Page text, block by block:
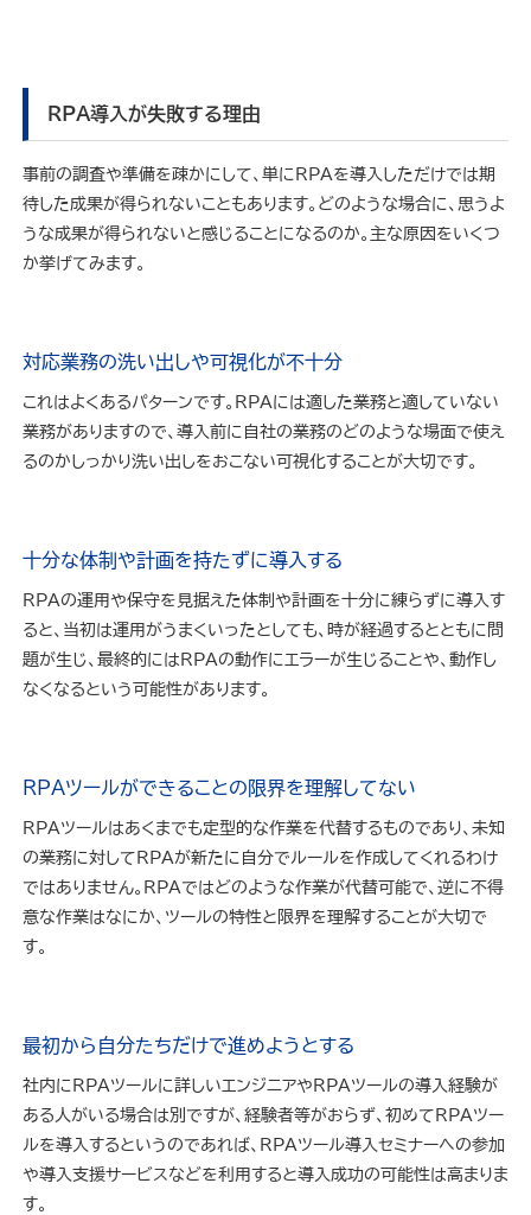
RPA導入が失敗する理由
事前の調査や準備を疎かにして、単にRPAを導入しただけでは期
待した成果が得られないこともあります。どのような場合に、思うよ
うな成果が得られないと感じることになるのか。主な原因をいくつ
か挙げてみます。
対応業務の洗い出しや可視化が不十分
これはよくあるパターンです。RPAには適した業務と適していない
業務がありますので、導入前に自社の業務のどのような場面で使え
るのかしっかり洗い出しをおこない可視化することが大切です。
十分な体制や計画を持たずに導入する
RPAの運用や保守を見据えた体制や計画を十分に練らずに導入す
ると、当初は運用がうまくいったとしても、時が経過するとともに問
題が生じ、最終的にはRPAの動作にエラーが生じることや、動作し
なくなるという可能性があります。
RPAツールができることの限界を理解してない
RPAツールはあくまでも定型的な作業を代替するものであり、未知
の業務に対してRPAが新たに自分でルールを作成してくれるわけ
ではありません。RPAではどのような作業が代替可能で、逆に不得
意な作業はなにか、ツールの特性と限界を理解することが大切で
す。
最初から自分たちだけで進めようとする
社内にRPAツールに詳しいエンジニアやRPAツールの導入経験が
ある人がいる場合は別ですが、経験者等がおらず、初めてRPAツー
ルを導入するというのであれば、RPAツール導入セミナーへの参加
や導入支援サービスなどを利用すると導入成功の可能性は高まりま
す。